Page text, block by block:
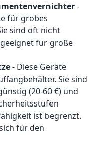
-
für grobes
sind oft nicht
für große
- Diese Geräte
Sie sind
(20-60 €) und
ist begrenzt.
für den